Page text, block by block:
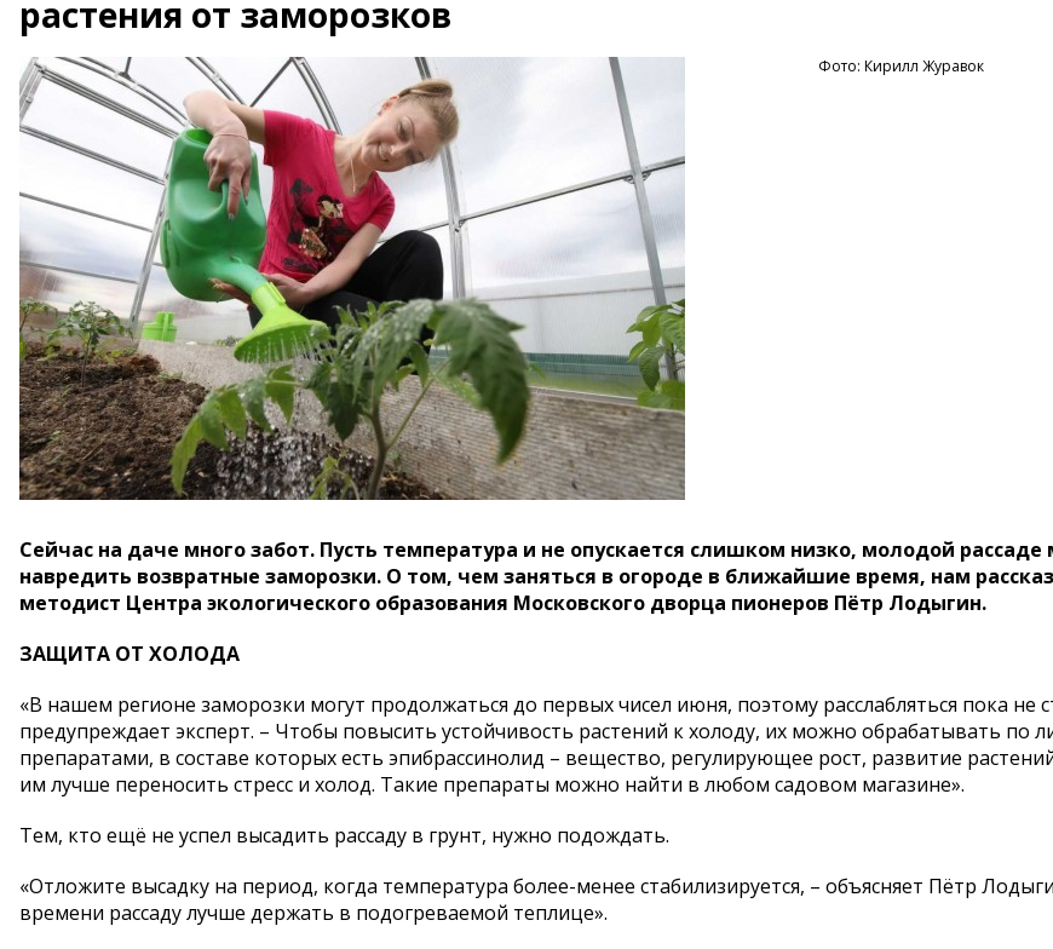
растения от заморозков
Фото: Кирилл Журавок
Сейчас на даче много забот. Пусть температура и не опускается слишком низко, молодой рассаде
навредить возвратные заморозки. О том, чем заняться в огороде в ближайшие время, нам
методист Центра экологического образования Московского дворца пионеров Пётр Лодыгин.
ЗАЩИТА ОТ ХОЛОДА
«В нашем регионе заморозки могут продолжаться до первых чисел июня, поэтому расслабляться пока не
предупреждает эксперт. – Чтобы повысить устойчивость растений к холоду, их можно обрабатывать по
препаратами, в составе которых есть эпибрассинолид – вещество, регулирующее рост, развитие
им лучше переносить стресс и холод. Такие препараты можно найти в любом садовом магазине».
Тем, кто ещё не успел высадить рассаду в грунт, нужно подождать.
«Отложите высадку на период, когда температура более-­менее стабилизируется, – объясняет Пётр
времени рассаду лучше держать в подогреваемой теплице».